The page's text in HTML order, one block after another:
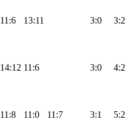
11:6 13:11 3:0
3:2
14:12 11:6 3:0
4:2
11:8 11:0 11:7 3:1
5:2